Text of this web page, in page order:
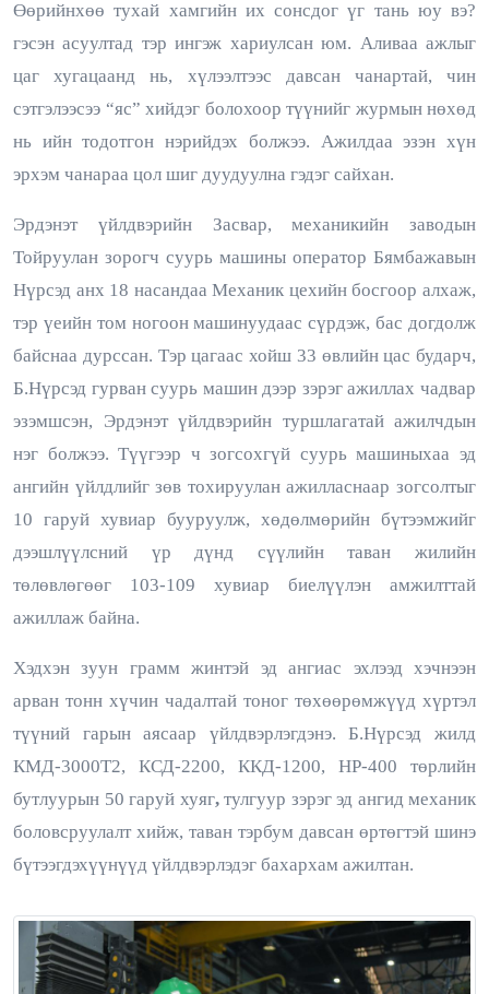
Өөрийнхөө тухай хамгийн их сонсдог үг тань юу вэ?
гэсэн асуултад тэр ингэж хариулсан юм. Аливаа ажлыг
цаг хугацаанд нь, хүлээлтээс давсан чанартай, чин
сэтгэлээсээ “яс” хийдэг болохоор түүнийг журмын нөхөд
нь ийн тодотгон нэрийдэх болжээ. Ажилдаа эзэн хүн
эрхэм чанараа цол шиг дуудуулна гэдэг сайхан.
Эрдэнэт үйлдвэрийн Засвар, механикийн заводын
Тойруулан зорогч суурь машины оператор Бямбажавын
Нүрсэд анх 18 насандаа Механик цехийн босгоор алхаж,
тэр үеийн том ногоон машинуудаас сүрдэж, бас догдолж
байснаа дурссан. Тэр цагаас хойш 33 өвлийн цас бударч,
Б.Нүрсэд гурван суурь машин дээр зэрэг ажиллах чадвар
эзэмшсэн, Эрдэнэт үйлдвэрийн туршлагатай ажилчдын
нэг болжээ. Түүгээр ч зогсохгүй суурь машиныхаа эд
ангийн үйлдлийг зөв тохируулан ажилласнаар зогсолтыг
10 гаруй хувиар бууруулж, хөдөлмөрийн бүтээмжийг
дээшлүүлсний үр дүнд сүүлийн таван жилийн
төлөвлөгөөг 103-109 хувиар биелүүлэн амжилттай
ажиллаж байна.
Хэдхэн зуун грамм жинтэй эд ангиас эхлээд хэчнээн
арван тонн хүчин чадалтай тоног төхөөрөмжүүд хүртэл
түүний гарын аясаар үйлдвэрлэгдэнэ. Б.Нүрсэд жилд
КМД-3000Т2, КСД-2200, ККД-1200, НР-400 төрлийн
бутлуурын 50 гаруй хуяг, тулгуур зэрэг эд ангид механик
боловсруулалт хийж, таван тэрбум давсан өртөгтэй шинэ
бүтээгдэхүүнүүд үйлдвэрлэдэг бахархам ажилтан.